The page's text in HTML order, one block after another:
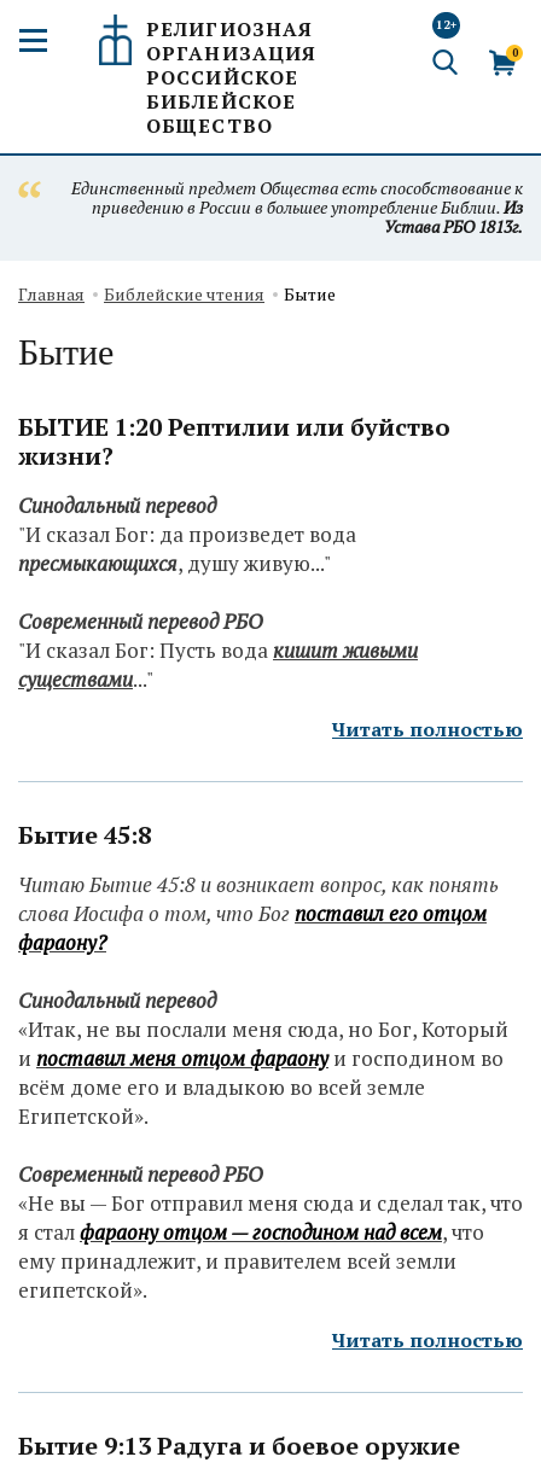
РЕЛИГИОЗНАЯ
ОРГАНИЗАЦИЯ
РОССИЙСКОЕ
БИБЛЕЙСКОЕ
ОБЩЕСТВО
12+
0
Единственный предмет Общества есть способствование к
приведению в России в большее употребление Библии.Из
Устава РБО 1813г.
Главная Библейские чтения Бытие
Бытие
БЫТИЕ 1:20 Рептилии или буйство
жизни?
Синодальный перевод
"И сказал Бог: да произведет вода
пресмыкающихся, душу живую..."
Современный перевод РБО
"И сказал Бог: Пусть водакишит живыми
существами..."
Читать полностью
Бытие 45:8
Читаю Бытие 45:8 и возникает вопрос, как понять
слова Иосифа о том, что Богпоставил его отцом
фараону?
Синодальный перевод
«Итак, не вы послали меня сюда, но Бог, Который
и поставил меня отцом фараонуи господином во
всём доме его и владыкою во всей земле
Египетской».
Современный перевод РБО
«Не вы — Бог отправил меня сюда и сделал так, что
я сталфараону отцом— господином над всем, что
ему принадлежит, и правителем всей земли
египетской».
Читать полностью
Бытие 9:13 Радуга и боевое оружие